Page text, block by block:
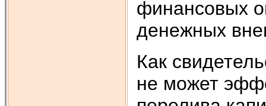
финансовых
денежных
Как
не может